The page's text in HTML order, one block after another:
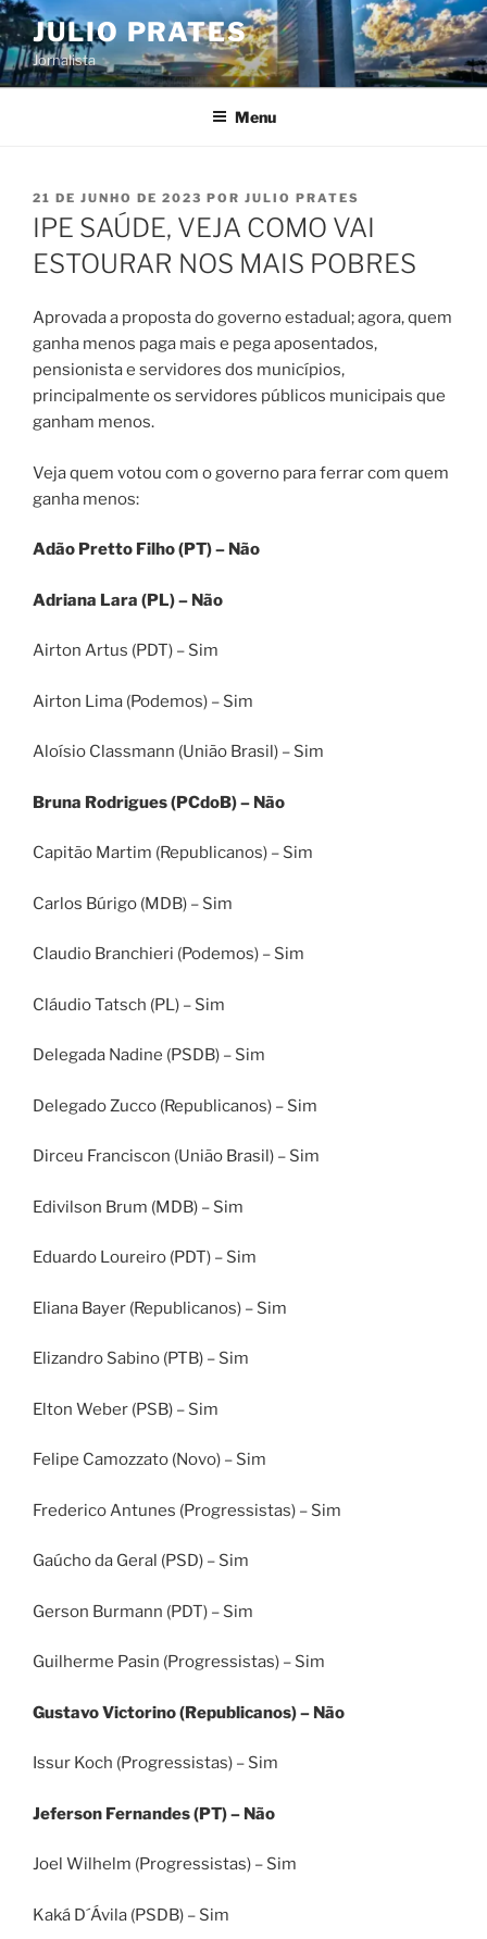
Pular
para
o
conteúdo
JULIO PRATES
Jornalista
Menu
PUBLICADO
EM
21 DE JUNHO DE 2023 POR JULIO PRATES
IPE SAÚDE, VEJA COMO VAI
ESTOURAR NOS MAIS POBRES
Aprovada a proposta do governo estadual; agora, quem
ganha menos paga mais e pega aposentados,
pensionista e servidores dos municípios,
principalmente os servidores públicos municipais que
ganham menos.
Veja quem votou com o governo para ferrar com quem
ganha menos:
Adão Pretto Filho (PT) – Não
Adriana Lara (PL) – Não
Airton Artus (PDT) – Sim
Airton Lima (Podemos) – Sim
Aloísio Classmann (União Brasil) – Sim
Bruna Rodrigues (PCdoB) – Não
Capitão Martim (Republicanos) – Sim
Carlos Búrigo (MDB) – Sim
Claudio Branchieri (Podemos) – Sim
Cláudio Tatsch (PL) – Sim
Delegada Nadine (PSDB) – Sim
Delegado Zucco (Republicanos) – Sim
Dirceu Franciscon (União Brasil) – Sim
Edivilson Brum (MDB) – Sim
Eduardo Loureiro (PDT) – Sim
Eliana Bayer (Republicanos) – Sim
Elizandro Sabino (PTB) – Sim
Elton Weber (PSB) – Sim
Felipe Camozzato (Novo) – Sim
Frederico Antunes (Progressistas) – Sim
Gaúcho da Geral (PSD) – Sim
Gerson Burmann (PDT) – Sim
Guilherme Pasin (Progressistas) – Sim
Gustavo Victorino (Republicanos) – Não
Issur Koch (Progressistas) – Sim
Jeferson Fernandes (PT) – Não
Joel Wilhelm (Progressistas) – Sim
Kaká D´Ávila (PSDB) – Sim